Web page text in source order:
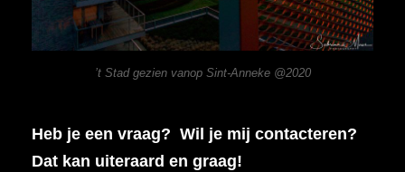
’t Stad gezien vanop Sint-Anneke @2020
Heb je een vraag? Wil je mij contacteren?
Dat kan uiteraard en graag!